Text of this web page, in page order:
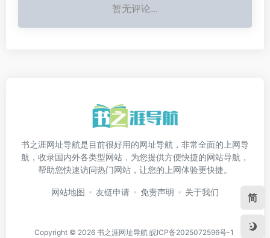
暂无评论...
书之涯网址导航是目前很好用的网址导航，非常全面的上网导
航，收录国内外各类型网站，为您提供方便快捷的网站导航，
帮助您快速访问热门网站，让您的上网体验更快捷。
网站地图 友链申请 免责声明 关于我们
Copyright © 2026 书之涯网址导航 皖ICP备2025072596号-1
简